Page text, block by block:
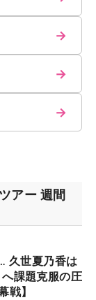
→
→
→
アー 週間
久世夏乃香は
課題克服の圧
戦】